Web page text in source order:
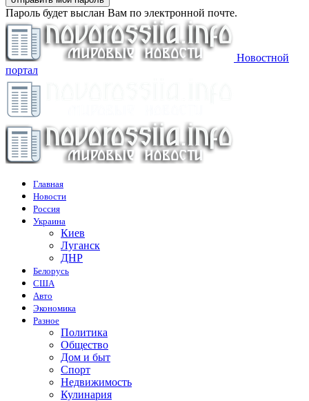
Пароль будет выслан Вам по электронной почте.
Новостной
портал
Главная
Новости
Россия
Украина
Киев
Луганск
ДНР
Белорусь
США
Авто
Экономика
Разное
Политика
Общество
Дом и быт
Спорт
Недвижимость
Кулинария